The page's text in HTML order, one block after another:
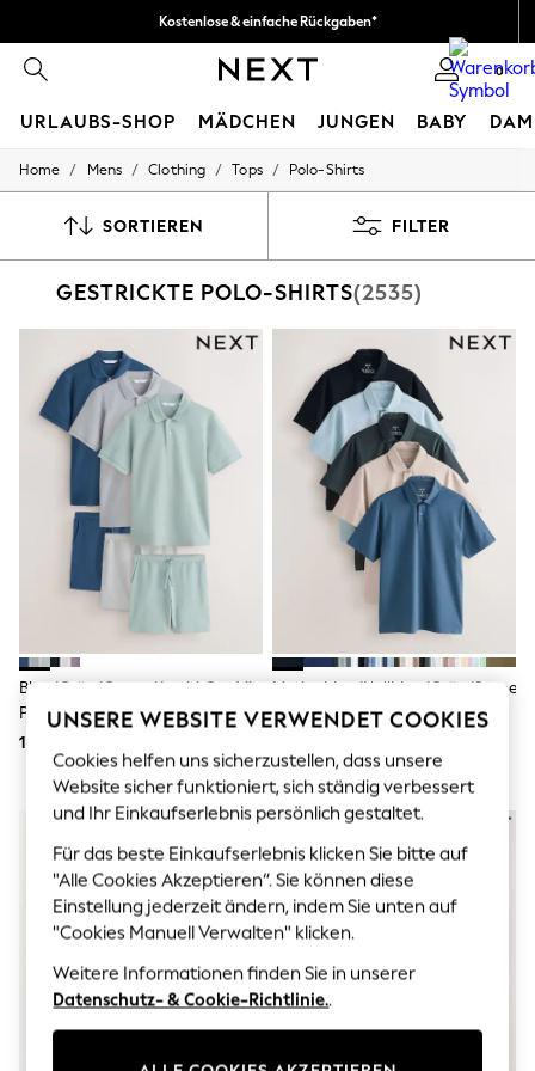
Kostenlose & einfache Rückgaben*
0
URLAUBS-SHOP MÄDCHEN JUNGEN BABY
HOLIDAY SHOP
All Swimwear
Beach Dresses & Kaftans
Sliders
Jumpsuits & Playsuits
Linen Collection
Sandals
Shorts
Trousers
Sun Hats & Caps
T-Shirts & Vests
Men's Holiday Shop
All Swimwear
Accessories
Bags & Luggage
Footwear
Hats
Linen Collection
Polo Shirts
Shirts
Shorts
T-Shirts
Boys Holiday Shop
All Swimwear
Ponchos & Toweling sets
Sun Hats & Caps
Rash Vests
Sandals & Sliders
Sunsafe Swimwear
Home / Mens / Clothing / Tops / Polo-Shirts
SORTIEREN FILTER
GESTRICKTE POLO-SHIRTS(2535)
Blau/Grün/Grau - Kombi-Set Mit
Polo-Shirt Und Shorts
168 €
Marineblau/Hellblau/Grün/Stone/
- Reguläre Passform -
Poloshirts 5 Er-Pack
UNSERE WEBSITE VERWENDET COOKIES
Cookies helfen uns sicherzustellen, dass unsere
Website sicher funktioniert, sich ständig verbessert
und Ihr Einkaufserlebnis persönlich gestaltet.
Für das beste Einkaufserlebnis klicken Sie bitte auf
"Alle Cookies Akzeptieren“. Sie können diese
Einstellung jederzeit ändern, indem Sie unten auf
"Cookies Manuell Verwalten" klicken.
Weitere Informationen finden Sie in unserer
Datenschutz- & Cookie-Richtlinie..